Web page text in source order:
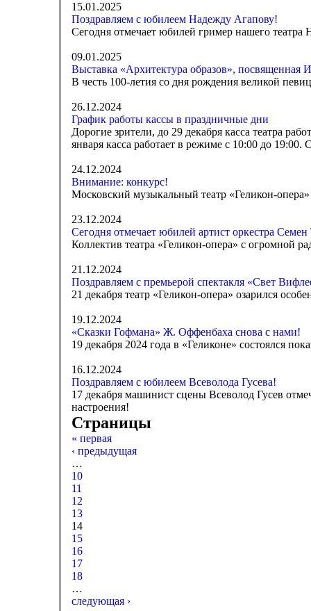
15.01.2025
Поздравляем с юбилеем Надежду Агапову!
Сегодня отмечает юбилей гример нашего
09.01.2025
Выставка «Архитектура образов», посвященная
В честь 100-летия со дня рождения великой
26.12.2024
График работы кассы в праздничные дни
Дорогие зрители, до 29 декабря касса театра
января касса работает в режиме с 10:00 до
24.12.2024
Внимание: конкурс!
Московский музыкальный театр «Геликон-
23.12.2024
Сегодня отмечает юбилей артист оркестра
Коллектив театра «Геликон-опера» с огромной
21.12.2024
Поздравляем с премьерой спектакля «Свет
21 декабря театр «Геликон-опера» озарился
19.12.2024
«Сказки Гофмана» Ж. Оффенбаха снова с нами!
19 декабря 2024 года в «Геликоне» состоялся
16.12.2024
Поздравляем с юбилеем Всеволода Гусева!
17 декабря машинист сцены Всеволод Гусев
настроения!
Страницы
« первая
‹ предыдущая
…
10
11
12
13
14
15
16
17
18
…
следующая ›